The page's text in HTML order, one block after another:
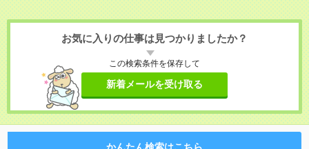
お気に入りの仕事は見つかりましたか？
この検索条件を保存して
新着メールを受け取る